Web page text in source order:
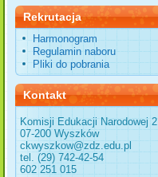
Rekrutacja
Harmonogram
Regulamin naboru
Pliki do pobrania
Kontakt
Komisji Edukacji Narodowej 2
07-200 Wyszków
ckwyszkow@zdz.edu.pl
tel. (29) 742-42-54
602 251 015